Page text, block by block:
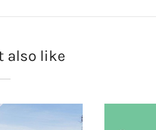
also like